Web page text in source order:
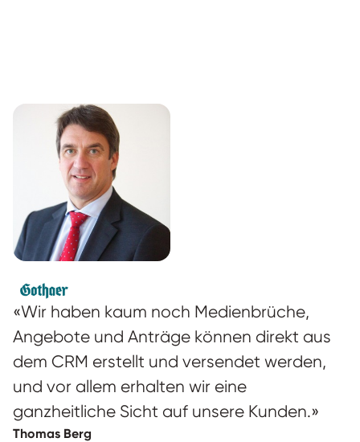
«Wir haben kaum noch Medienbrüche,
Angebote und Anträge können direkt aus
dem CRM erstellt und versendet werden,
und vor allem erhalten wir eine
ganzheitliche Sicht auf unsere Kunden.»
Thomas Berg